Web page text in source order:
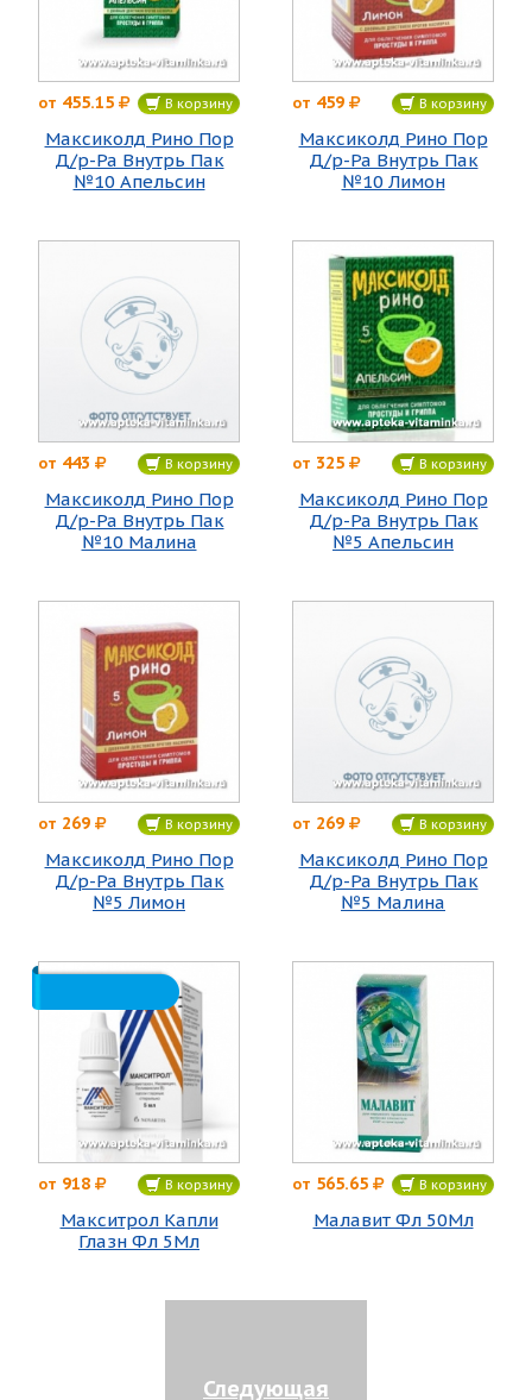
от 455.15 В корзину
Максиколд Рино Пор
Д/р-Ра Внутрь Пак
№10 Апельсин
от 459 В корзину
Максиколд Рино Пор
Д/р-Ра Внутрь Пак
№10 Лимон
от 443 В корзину
Максиколд Рино Пор
Д/р-Ра Внутрь Пак
№10 Малина
от 325 В корзину
Максиколд Рино Пор
Д/р-Ра Внутрь Пак
№5 Апельсин
от 269 В корзину
Максиколд Рино Пор
Д/р-Ра Внутрь Пак
№5 Лимон
от 269 В корзину
Максиколд Рино Пор
Д/р-Ра Внутрь Пак
№5 Малина
от 918 В корзину
Макситрол Капли
Глазн Фл 5Мл
от 565.65 В корзину
Малавит Фл 50Мл
Следующая